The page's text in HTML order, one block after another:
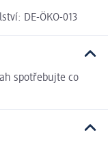
DE-ÖKO-013
spotřebujte co